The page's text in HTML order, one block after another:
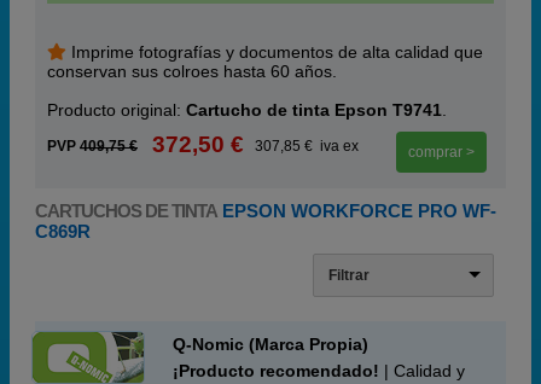
Imprime fotografías y documentos de alta calidad que
conservan sus colroes hasta 60 años.
Producto original: Cartucho de tinta Epson T9741
PVP 409,75 € 372,50 € 307,85 € iva ex comprar >
CARTUCHOS DE TINTA EPSON WORKFORCE PRO WF-
C869R
Filtrar
Q-Nomic (Marca Propia)
¡Producto recomendado! | Calidad y